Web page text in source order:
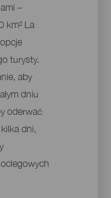
–
km² La
turysty.
aby
dniu
oderwać
dni,